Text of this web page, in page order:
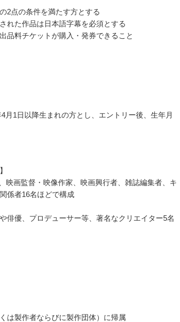
2点の条件を満たす方とする
れた作品は日本語字幕を必須とする
品料チケットが購入・発券できること
月1日以降生まれの方とし、エントリー後、生年月
映画監督・映像作家、映画興行者、雑誌編集者、キ
係者16名ほどで構成
俳優、プロデューサー等、著名なクリエイター5名
は製作者ならびに製作団体）に帰属